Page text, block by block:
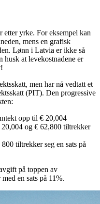
yrke. For eksempel kan
mens en grafisk
Lønn i Latvia er ikke så
husk at levekostnadene er
men har nå vedtatt et
(PIT). Den progressive
opp til € 20,004
og € 62,800 tiltrekker
tiltrekker seg en sats på
på toppen av
en sats på 11%.